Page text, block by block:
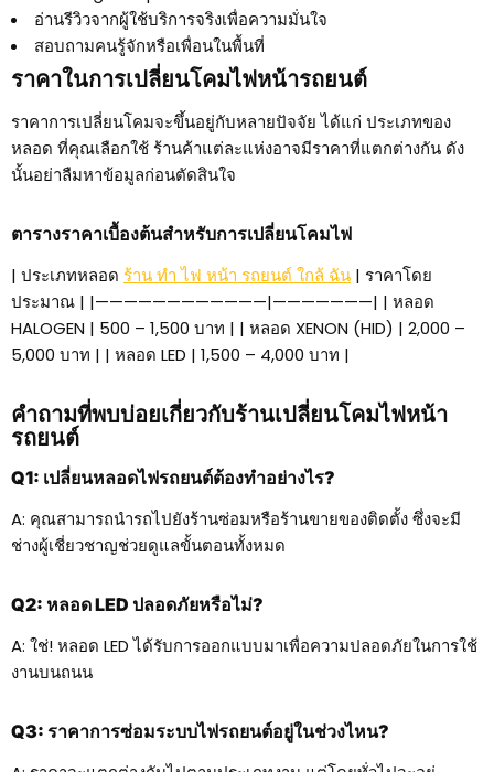
อ่านรีวิวจากผู้ใช้บริการจริงเพื่อความมั่นใจ
สอบถามคนรู้จักหรือเพื่อนในพื้นที่
ราคาในการเปลี่ยนโคมไฟหน้ารถยนต์
ราคาการเปลี่ยนโคมจะขึ้นอยู่กับหลายปัจจัย ได้แก่ ประเภทของ
หลอด ที่คุณเลือกใช้ ร้านค้าแต่ละแห่งอาจมีราคาที่แตกต่างกัน ดัง
นั้นอย่าลืมหาข้อมูลก่อนตัดสินใจ
ตารางราคาเบื้องต้นสำหรับการเปลี่ยนโคมไฟ
| ประเภทหลอด ร้าน ทํา ไฟ หน้า รถยนต์ ใกล้ ฉัน | ราคาโดย
ประมาณ | |————————————|———————| | หลอด
HALOGEN | 500 – 1,500 บาท | | หลอด XENON (HID) | 2,000 –
5,000 บาท | | หลอด LED | 1,500 – 4,000 บาท |
คำถามที่พบบ่อยเกี่ยวกับร้านเปลี่ยนโคมไฟหน้า
รถยนต์
Q1: เปลี่ยนหลอดไฟรถยนต์ต้องทำอย่างไร?
A: คุณสามารถนำรถไปยังร้านซ่อมหรือร้านขายของติดตั้ง ซึ่งจะมี
ช่างผู้เชี่ยวชาญช่วยดูแลขั้นตอนทั้งหมด
Q2: หลอด LED ปลอดภัยหรือไม่?
A: ใช่! หลอด LED ได้รับการออกแบบมาเพื่อความปลอดภัยในการใช้
งานบนถนน
Q3: ราคาการซ่อมระบบไฟรถยนต์อยู่ในช่วงไหน?